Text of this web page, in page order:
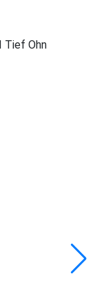
Tief Ohn